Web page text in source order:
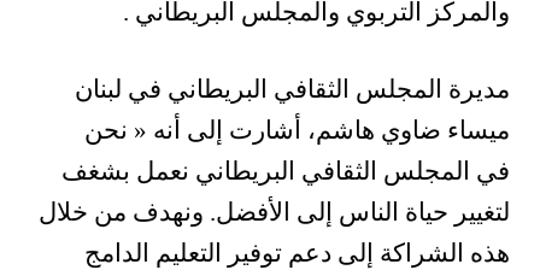
والمركز التربوي والمجلس البريطاني .
مديرة المجلس الثقافي البريطاني في لبنان
ميساء ضاوي هاشم، أشارت إلى أنه « نحن
في المجلس الثقافي البريطاني نعمل بشغف
لتغيير حياة الناس إلى الأفضل. ونهدف من خلال
هذه الشراكة إلى دعم توفير التعليم الدامج